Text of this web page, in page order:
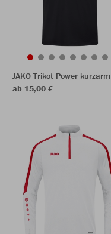
JAKO Trikot Power kurzarm
ab 15,00 €